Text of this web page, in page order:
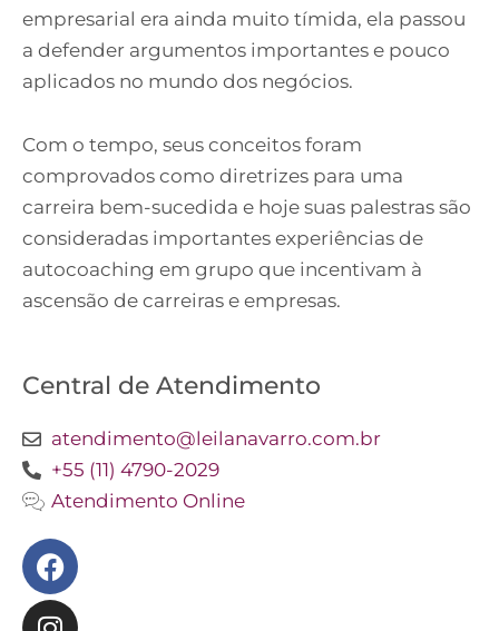
empresarial era ainda muito tímida, ela passou
a defender argumentos importantes e pouco
aplicados no mundo dos negócios.
Com o tempo, seus conceitos foram
comprovados como diretrizes para uma
carreira bem-sucedida e hoje suas palestras são
consideradas importantes experiências de
autocoaching em grupo que incentivam à
ascensão de carreiras e empresas.
Central de Atendimento
atendimento@leilanavarro.com.br
+55 (11) 4790-2029
Atendimento Online
Facebook
Instagram
Twitter
Youtube
Linkedin
Slideshare